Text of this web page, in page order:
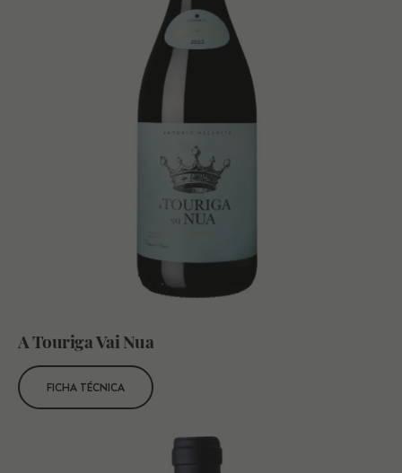
A Touriga Vai Nua
FICHA TÉCNICA